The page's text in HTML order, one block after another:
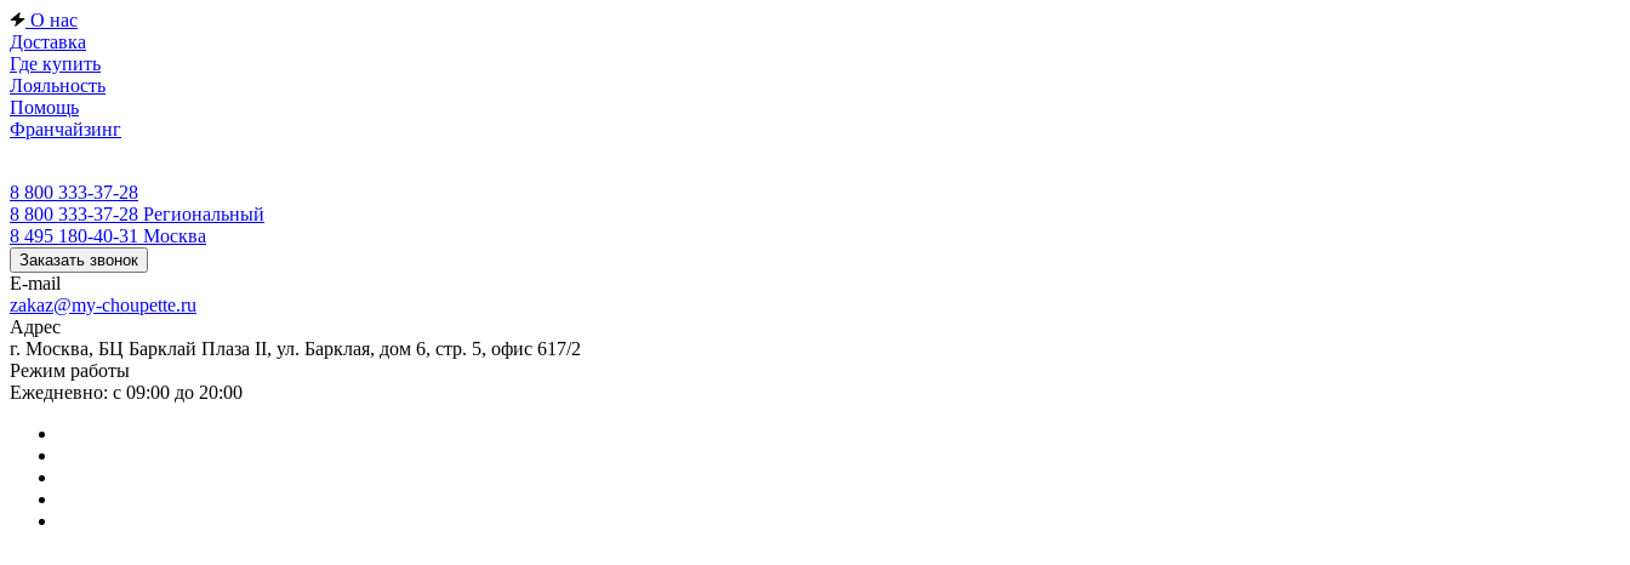
О нас
Доставка
Где купить
Лояльность
Помощь
Франчайзинг
8 800 333-37-28
8 800 333-37-28 Региональный
8 495 180-40-31 Москва
Заказать звонок
E-mail
zakaz@my-choupette.ru
Адрес
г. Москва, БЦ Барклай Плаза II, ул. Барклая, дом 6, стр. 5, офис 617/2
Режим работы
Ежедневно: с 09:00 до 20:00